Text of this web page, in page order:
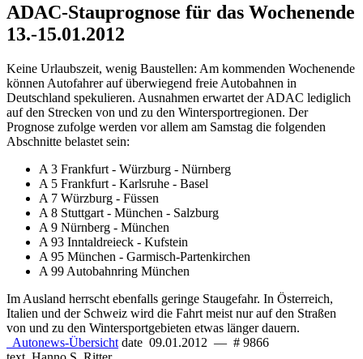
ADAC-Stauprognose für das Wochenende
13.-15.01.2012
Keine Urlaubszeit, wenig Baustellen: Am kommenden Wochenende
können Autofahrer auf überwiegend freie Autobahnen in
Deutschland spekulieren. Ausnahmen erwartet der ADAC lediglich
auf den Strecken von und zu den Wintersportregionen. Der
Prognose zufolge werden vor allem am Samstag die folgenden
Abschnitte belastet sein:
A 3 Frankfurt - Würzburg - Nürnberg
A 5 Frankfurt - Karlsruhe - Basel
A 7 Würzburg - Füssen
A 8 Stuttgart - München - Salzburg
A 9 Nürnberg - München
A 93 Inntaldreieck - Kufstein
A 95 München - Garmisch-Partenkirchen
A 99 Autobahnring München
Im Ausland herrscht ebenfalls geringe Staugefahr. In Österreich,
Italien und der Schweiz wird die Fahrt meist nur auf den Straßen
von und zu den Wintersportgebieten etwas länger dauern.
Autonews-Übersicht date 09.01.2012 — # 9866